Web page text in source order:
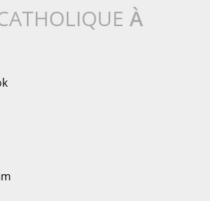
À